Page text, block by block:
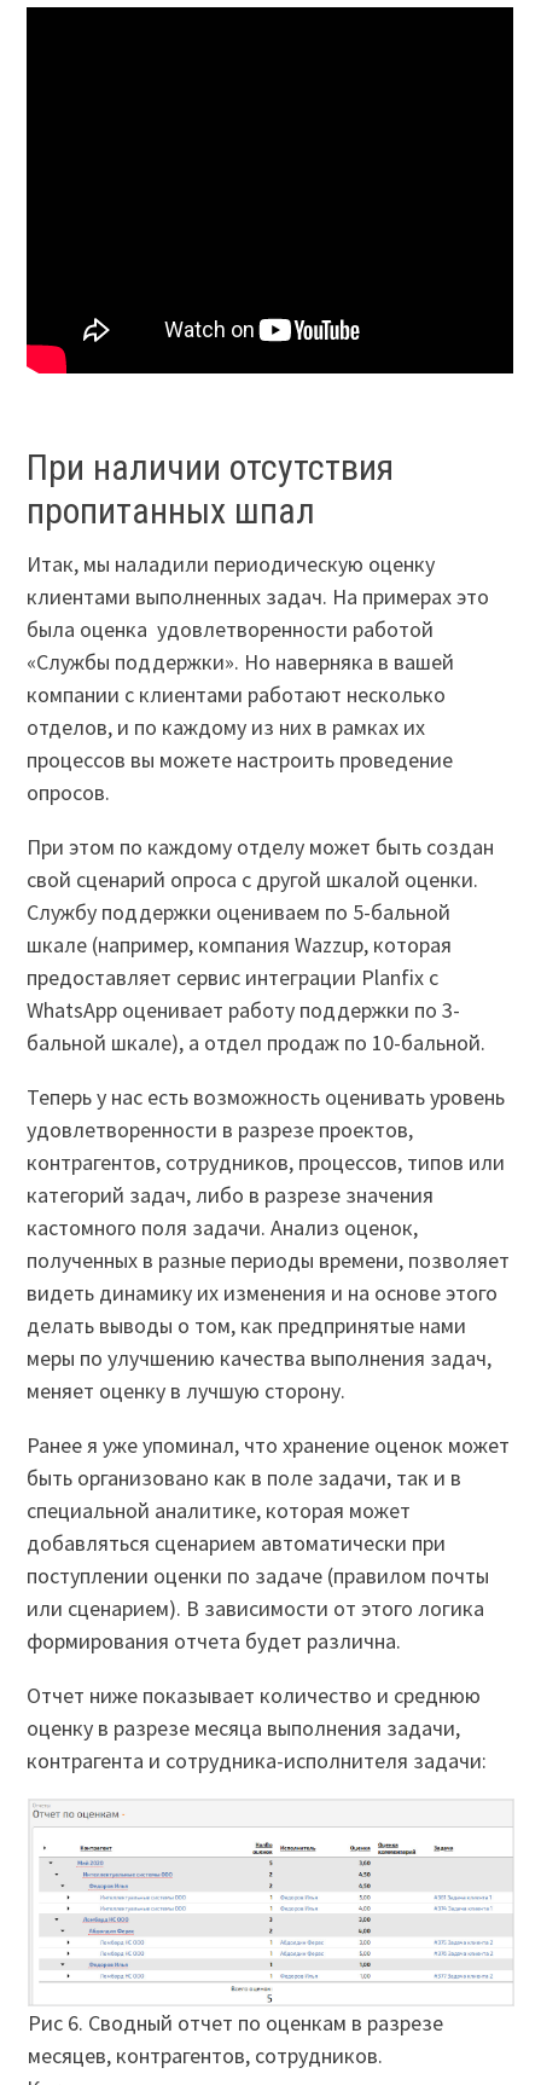
При наличии отсутствия
пропитанных шпал
Итак, мы наладили периодическую оценку
клиентами выполненных задач. На примерах это
была оценка удовлетворенности работой
«Службы поддержки». Но наверняка в вашей
компании с клиентами работают несколько
отделов, и по каждому из них в рамках их
процессов вы можете настроить проведение
опросов.
При этом по каждому отделу может быть создан
свой сценарий опроса с другой шкалой оценки.
Службу поддержки оцениваем по 5-бальной
шкале (например, компания Wazzup, которая
предоставляет сервис интеграции Planfix c
WhatsApp оценивает работу поддержки по 3-
бальной шкале), а отдел продаж по 10-бальной.
Теперь у нас есть возможность оценивать уровень
удовлетворенности в разрезе проектов,
контрагентов, сотрудников, процессов, типов или
категорий задач, либо в разрезе значения
кастомного поля задачи. Анализ оценок,
полученных в разные периоды времени, позволяет
видеть динамику их изменения и на основе этого
делать выводы о том, как предпринятые нами
меры по улучшению качества выполнения задач,
меняет оценку в лучшую сторону.
Ранее я уже упоминал, что хранение оценок может
быть организовано как в поле задачи, так и в
специальной аналитике, которая может
добавляться сценарием автоматически при
поступлении оценки по задаче (правилом почты
или сценарием). В зависимости от этого логика
формирования отчета будет различна.
Отчет ниже показывает количество и среднюю
оценку в разрезе месяца выполнения задачи,
контрагента и сотрудника-исполнителя задачи:
Рис 6. Сводный отчет по оценкам в разрезе
месяцев, контрагентов, сотрудников.